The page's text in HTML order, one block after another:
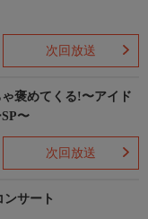
次回放送
褒めてくる!〜アイド
〜
次回放送
ンサート